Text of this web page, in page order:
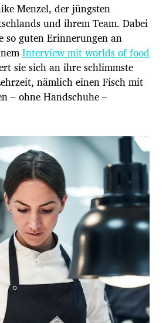
Menzel, der jüngsten
und ihrem Team. Dabei
so guten Erinnerungen an
Interview mit worlds of food
sie sich an ihre schlimmste
nämlich einen Fisch mit
– ohne Handschuhe –